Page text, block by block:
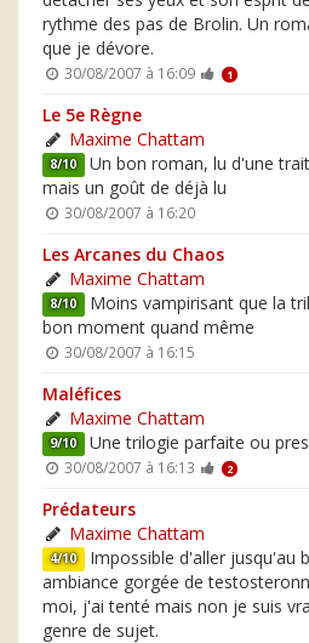
rythme des pas de Brolin. Un
que je dévore.
30/08/2007 à 16:09 1
Le 5e Règne
Maxime Chattam
8/10 Un bon roman, lu d'une
mais un goût de déjà lu
30/08/2007 à 16:20
Les Arcanes du Chaos
Maxime Chattam
8/10 Moins vampirisant que la
bon moment quand même
30/08/2007 à 16:15
Maléfices
Maxime Chattam
9/10 Une trilogie parfaite ou
30/08/2007 à 16:13 2
Prédateurs
Maxime Chattam
4/10 Impossible d'aller jusqu'au
ambiance gorgée de
moi, j'ai tenté mais non je suis
genre de sujet.